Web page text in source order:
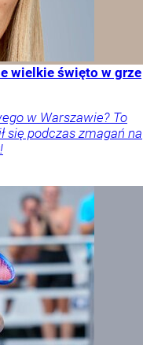
wielkie święto w grze
w Warszawie? To
się podczas zmagań na